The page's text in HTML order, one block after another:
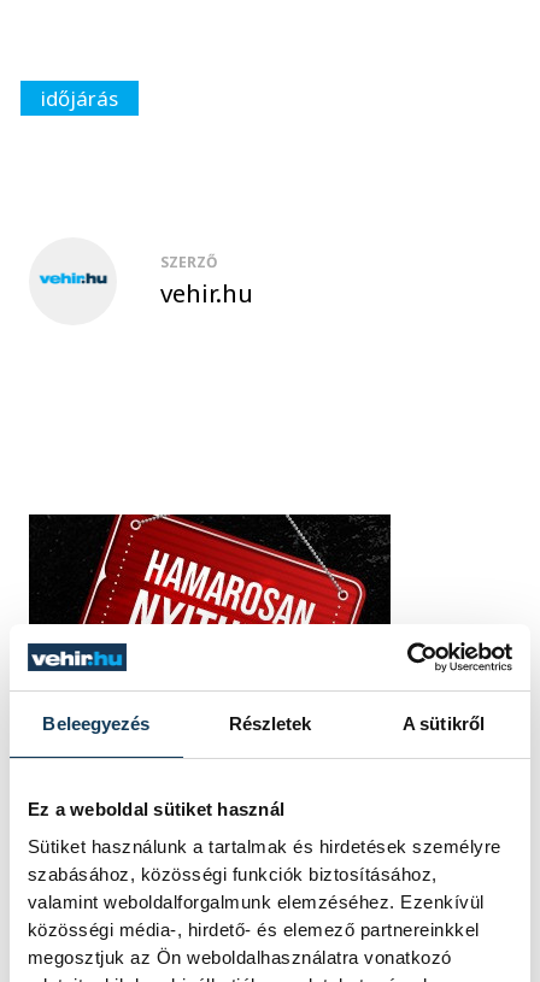
Beleegyezés Részletek A sütikről
Ez a weboldal sütiket használ
Sütiket használunk a tartalmak és hirdetések személyre
szabásához, közösségi funkciók biztosításához,
valamint weboldalforgalmunk elemzéséhez. Ezenkívül
közösségi média-, hirdető- és elemező partnereinkkel
megosztjuk az Ön weboldalhasználatra vonatkozó
időjárás
SZERZŐ
vehir.hu